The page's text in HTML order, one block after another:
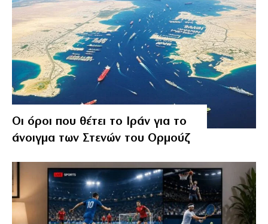
Οι όροι που θέτει το Ιράν για το
άνοιγμα των Στενών του Ορμούζ